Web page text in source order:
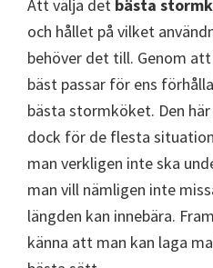
Att välja det bästa
och hållet på vilket
behöver det till. Genom
bäst passar för ens
bästa stormköket. Den
dock för de flesta
man verkligen inte ska
man vill nämligen inte
längden kan innebära.
känna att man kan laga